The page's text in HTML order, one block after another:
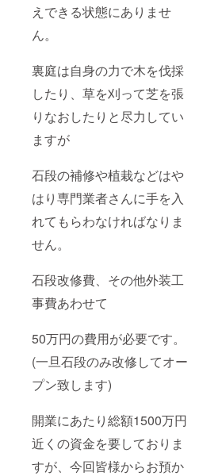
えできる状態にありませ
ん。
裏庭は自身の力で木を伐採
したり、草を刈って芝を張
りなおしたりと尽力してい
ますが
石段の補修や植栽などはや
はり専門業者さんに手を入
れてもらわなければなりま
せん。
石段改修費、その他外装工
事費あわせて
50万円の費用が必要です。
(一旦石段のみ改修してオー
プン致します)
開業にあたり総額1500万円
近くの資金を要しておりま
すが、今回皆様からお預か